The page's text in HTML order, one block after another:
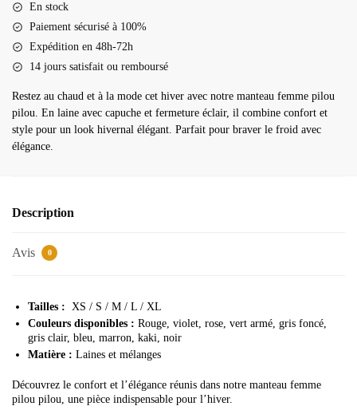
pilou
En stock
Paiement sécurisé à 100%
Expédition en 48h-72h
14 jours satisfait ou remboursé
Restez au chaud et à la mode cet hiver avec notre manteau femme pilou
pilou. En laine avec capuche et fermeture éclair, il combine confort et
style pour un look hivernal élégant. Parfait pour braver le froid avec
élégance.
Description
Avis 0
Tailles : XS / S / M / L / XL
Couleurs disponibles : Rouge, violet, rose, vert armé, gris foncé,
gris clair, bleu, marron, kaki, noir
Matière : Laines et mélanges
Découvrez le confort et l’élégance réunis dans notre manteau femme
pilou pilou, une pièce indispensable pour l’hiver.